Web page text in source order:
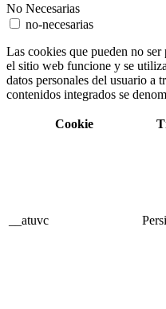
No Necesarias
no-necesarias
Las cookies que pueden no ser
el sitio web funcione y se
datos personales del usuario a
contenidos integrados se
Cookie
__atuvc